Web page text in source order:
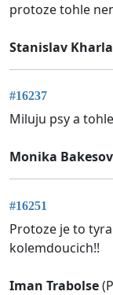
protoze tohle
Stanislav
#16237
Miluju psy a
Monika
#16251
Protoze je to
kolemdoucich!!
Iman Trabolse